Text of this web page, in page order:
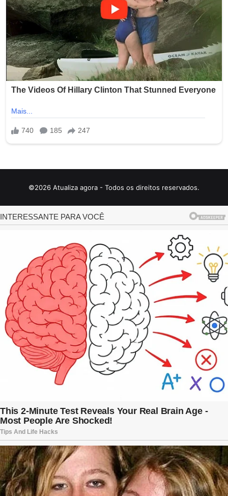
©2026 Atualiza agora - Todos os direitos reservados.